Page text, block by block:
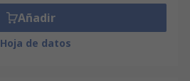
Añadir
Hoja de datos